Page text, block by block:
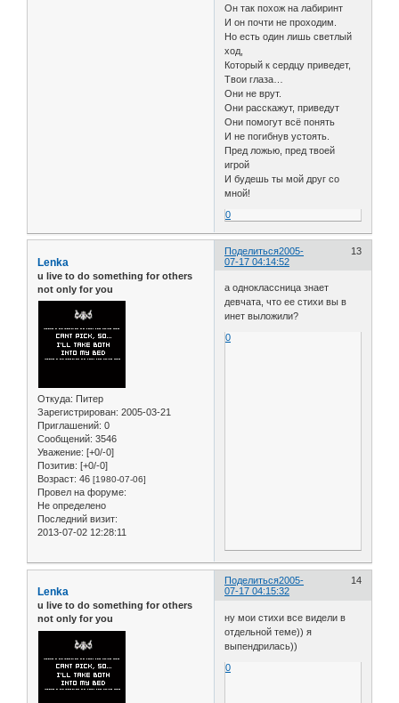
Он так похож на лабиринт
И он почти не проходим.
Но есть один лишь светлый
ход,
Который к сердцу приведет,
Твои глаза…
Они не врут.
Они расскажут, приведут
Они помогут всё понять
И не погибнув устоять.
Пред ложью, пред твоей
игрой
И будешь ты мой друг со
мной!
0
Поделиться 13
2005-
07-17 04:14:52
Lenka
u live to do something for others
not only for you
Откуда: Питер
Зарегистрирован: 2005-03-21
Приглашений: 0
Сообщений: 3546
Уважение: [+0/-0]
Позитив: [+0/-0]
Возраст: 46 [1980-07-06]
Провел на форуме:
Не определено
Последний визит:
2013-07-02 12:28:11
а одноклассница знает
девчата, что ее стихи вы в
инет выложили?
0
Поделиться 14
2005-
07-17 04:15:32
Lenka
u live to do something for others
not only for you
ну мои стихи все видели в
отдельной теме)) я
выпендрилась))
0